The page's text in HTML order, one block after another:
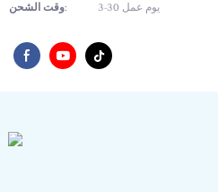
وقت الشحن: 3-30 يوم عمل